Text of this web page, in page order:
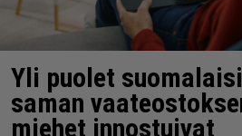
Yli puolet
saman
miehet innostuivat